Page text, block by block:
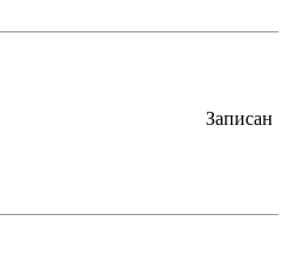
Записан